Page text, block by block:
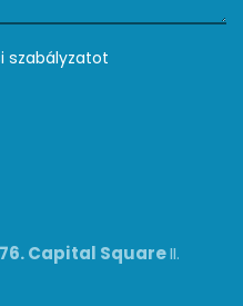
szabályzatot
Capital SquareII.